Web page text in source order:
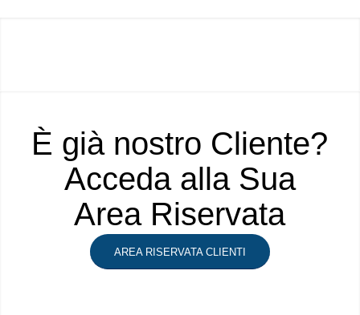
È già nostro Cliente?
Acceda alla Sua
Area Riservata
AREA RISERVATA CLIENTI